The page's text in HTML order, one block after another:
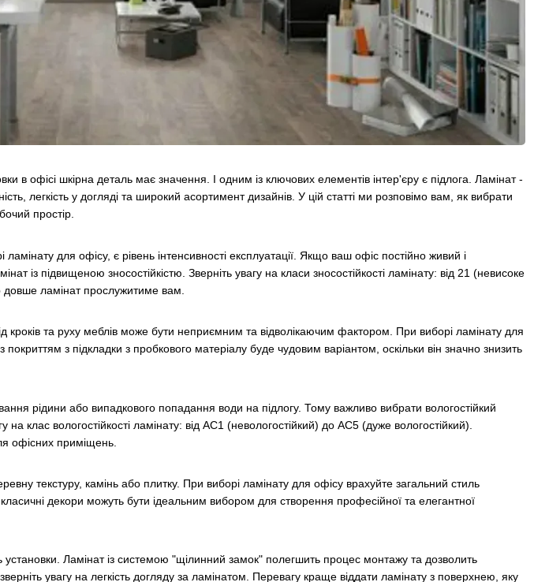
в офісі шкірна деталь має значення. І одним із ключових елементів інтер'єру є підлога. Ламінат-
легкість у догляді та широкий асортимент дизайнів. У цій статті ми розповімо вам, як вибрати
простір.
ламінату для офісу, є рівень інтенсивності експлуатації. Якщо ваш офіс постійно живий і
із підвищеною зносостійкістю. Зверніть увагу на класи зносостійкості ламінату: від 21 (невисоке
ламінат прослужитиме вам.
та руху меблів може бути неприємним та відволікаючим фактором. При виборі ламінату для
покриттям з підкладки з пробкового матеріалу буде чудовим варіантом, оскільки він значно знизить
рідини або випадкового попадання води на підлогу. Тому важливо вибрати вологостійкий
клас вологостійкості ламінату: від AC1 (невологостійкий) до AC5 (дуже вологостійкий).
офісних приміщень.
текстуру, камінь або плитку. При виборі ламінату для офісу врахуйте загальний стиль
декори можуть бути ідеальним вибором для створення професійної та елегантної
установки. Ламінат із системою "щілинний замок" полегшить процес монтажу та дозволить
увагу на легкість догляду за ламінатом. Перевагу краще віддати ламінату з поверхнею, яку